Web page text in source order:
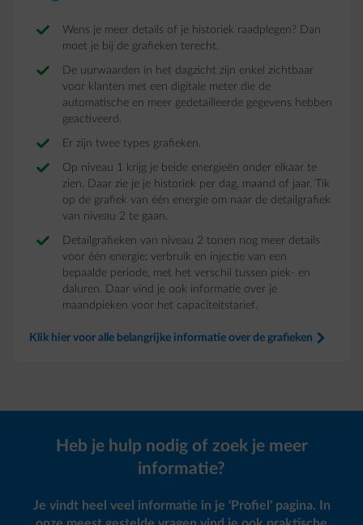
Wens je meer details of je historiek raadplegen? Dan
moet je bij de grafieken terecht.
De uurwaarden in het dagzicht zijn enkel zichtbaar
voor klanten met een digitale meter die de
automatische en meer gedetailleerde gegevens hebben
geactiveerd.
Er zijn twee types grafieken.
Op niveau 1 krijg je beide energieën onder elkaar te
zien. Daar zie je je historiek per dag, maand of jaar. Tik
op de grafiek van één energie om naar de detailgrafiek
van niveau 2 te gaan.
Detailgrafieken van niveau 2 tonen nog meer details
voor één energie: verbruik en injectie van een
bepaalde periode, met het verschil tussen piek- en
daluren. Daar vind je ook informatie over je
maandpieken voor het capaciteitstarief.
Klik hier voor alle belangrijke informatie over de grafieken arrow-right
Heb je hulp nodig of zoek je meer
informatie?
Je vindt heel veel informatie in je 'Profiel' pagina. In